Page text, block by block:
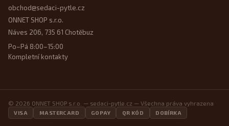
obchod@sedaci-pytle.cz
ONNET SHOP s.r.o.
Náves 206, 735 61 Chotěbuz
Po–Pá 8:00–15:00
Kompletní kontakty
© 2026 ONNET SHOP s.r.o. — sedaci-pytle.cz — Všechna práva vyhrazena
VISA MASTERCARD GOPAY QR KÓD DOBÍRKA